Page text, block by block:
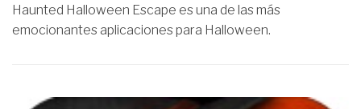
Haunted Halloween Escape es una de las más
emocionantes aplicaciones para Halloween.